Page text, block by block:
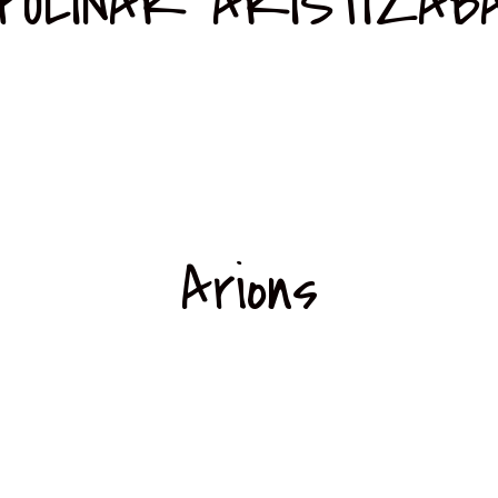
Arions